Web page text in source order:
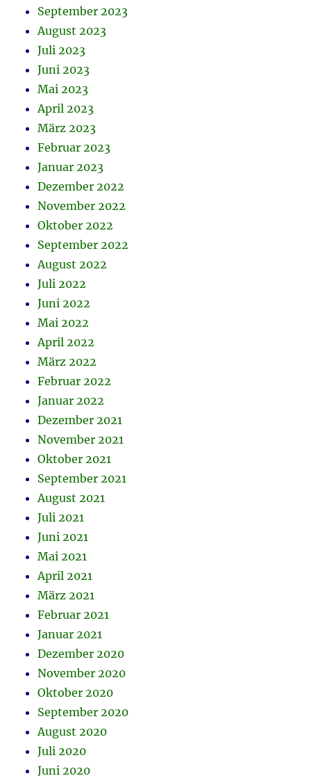
September 2023
August 2023
Juli 2023
Juni 2023
Mai 2023
April 2023
März 2023
Februar 2023
Januar 2023
Dezember 2022
November 2022
Oktober 2022
September 2022
August 2022
Juli 2022
Juni 2022
Mai 2022
April 2022
März 2022
Februar 2022
Januar 2022
Dezember 2021
November 2021
Oktober 2021
September 2021
August 2021
Juli 2021
Juni 2021
Mai 2021
April 2021
März 2021
Februar 2021
Januar 2021
Dezember 2020
November 2020
Oktober 2020
September 2020
August 2020
Juli 2020
Juni 2020